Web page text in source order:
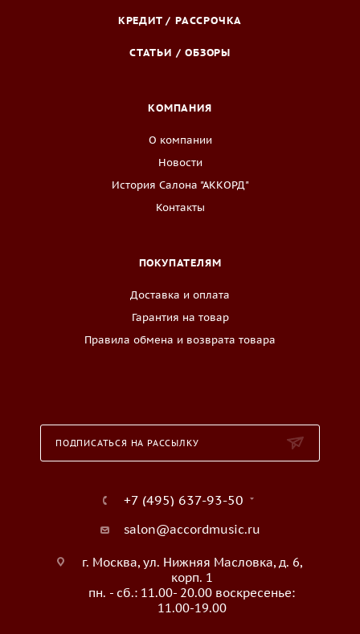
КРЕДИТ / РАССРОЧКА
СТАТЬИ / ОБЗОРЫ
КОМПАНИЯ
О компании
Новости
История Салона "АККОРД"
Контакты
ПОКУПАТЕЛЯМ
Доставка и оплата
Гарантия на товар
Правила обмена и возврата товара
ПОДПИСАТЬСЯ НА РАССЫЛКУ
+7 (495) 637-93-50
salon@accordmusic.ru
г. Москва, ул. Нижняя Масловка, д. 6,
корп. 1
пн. - сб.: 11.00- 20.00 воскресенье:
11.00-19.00